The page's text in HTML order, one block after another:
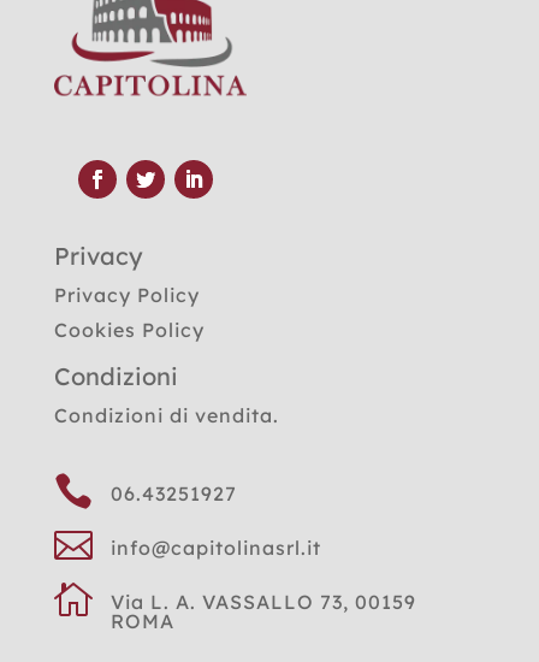
Privacy
Privacy Policy
Cookies Policy
Condizioni
Condizioni di vendita.
 06.43251927
 info@capitolinasrl.it

Via L. A. VASSALLO 73, 00159
ROMA